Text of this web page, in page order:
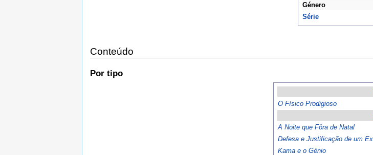
Género
Série
Conteúdo
Por tipo
O Físico Prodigioso
A Noite que Fôra de Natal
Defesa e Justificação de um
Kama e o Génio